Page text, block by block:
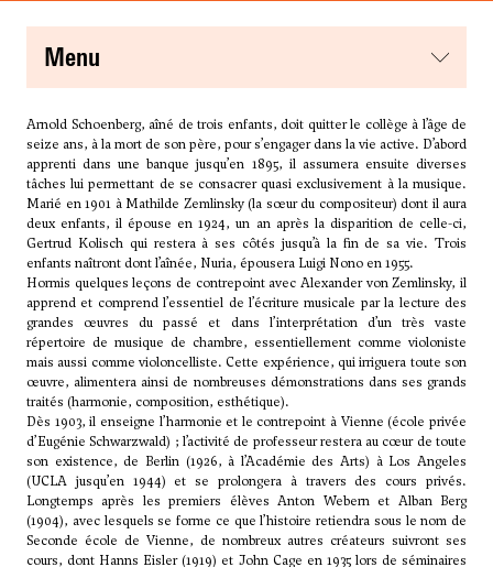
menu
Arnold Schoenberg, aîné de trois enfants, doit quitter le collège à l’âge de
seize ans, à la mort de son père, pour s’engager dans la vie active. D’abord
apprenti dans une banque jusqu’en 1895, il assumera ensuite diverses
tâches lui permettant de se consacrer quasi exclusivement à la musique.
Marié en 1901 à Mathilde Zemlinsky (la sœur du compositeur) dont il aura
deux enfants, il épouse en 1924, un an après la disparition de celle-ci,
Gertrud Kolisch qui restera à ses côtés jusqu’à la fin de sa vie. Trois
enfants naîtront dont l’aînée, Nuria, épousera Luigi Nono en 1955.
Hormis quelques leçons de contrepoint avec Alexander von Zemlinsky, il
apprend et comprend l’essentiel de l’écriture musicale par la lecture des
grandes œuvres du passé et dans l’interprétation d’un très vaste
répertoire de musique de chambre, essentiellement comme violoniste
mais aussi comme violoncelliste. Cette expérience, qui irriguera toute son
œuvre, alimentera ainsi de nombreuses démonstrations dans ses grands
traités (harmonie, composition, esthétique).
Dès 1903, il enseigne l’harmonie et le contrepoint à Vienne (école privée
d’Eugénie Schwarzwald) ; l’activité de professeur restera au cœur de toute
son existence, de Berlin (1926, à l’Académie des Arts) à Los Angeles
(UCLA jusqu’en 1944) et se prolongera à travers des cours privés.
Longtemps après les premiers élèvesAnton Webernet Alban Berg
(1904), avec lesquels se forme ce que l’histoire retiendra sous le nom de
Seconde école de Vienne, de nombreux autres créateurs suivront ses
cours, dont Hanns Eisler(1919) et John Cage en 1935 lors de séminaires